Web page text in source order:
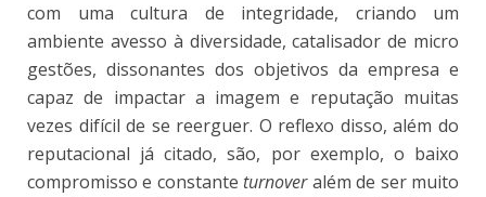
com uma cultura de integridade, criando um
ambiente avesso à diversidade, catalisador de micro
gestões, dissonantes dos objetivos da empresa e
capaz de impactar a imagem e reputação muitas
vezes difícil de se reerguer. O reflexo disso, além do
reputacional já citado, são, por exemplo, o baixo
compromisso e constante turnoveralém de ser muito